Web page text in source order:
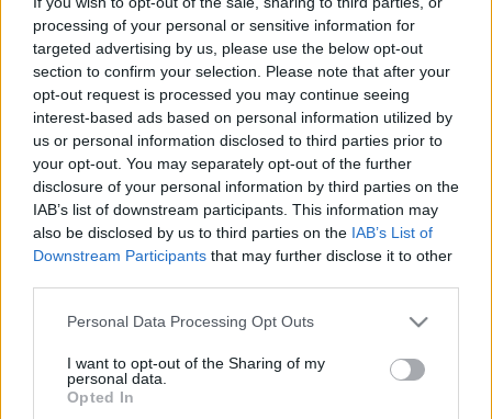
processing of your personal or sensitive information for
targeted advertising by us, please use the below opt-out
section to confirm your selection. Please note that after your
opt-out request is processed you may continue seeing
interest-based ads based on personal information utilized by
us or personal information disclosed to third parties prior to
your opt-out. You may separately opt-out of the further
disclosure of your personal information by third parties on the
IAB’s list of downstream participants. This information may
also be disclosed by us to third parties on the IAB’s List of
Downstream Participants that may further disclose it to other
Please note that this website/app uses one or more Google
not limited to your visit or usage behaviour. You may click to
grant or deny consent to Google and its third-party tags to
use your data for below specified purposes in below Google
Personal Data Processing Opt Outs
I want to opt-out of the Sharing of my
personal data.
Opted In
LEGFRISSEBB
Országos hírek
Megérkezett az eső a Duna vízgyűjtőjére
Aktuális
Paks II.: Mit jelent az 5. blokk új
árnyékában?